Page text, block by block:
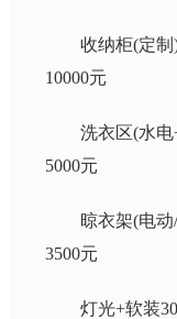
收纳柜(定制
10000元
洗衣区(水电
5000元
晾衣架(电动
3500元
灯光+软装